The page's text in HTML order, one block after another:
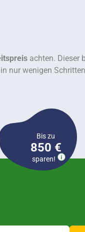
achten. Dieser
nur wenigen
Bis zu
850 €
sparen!